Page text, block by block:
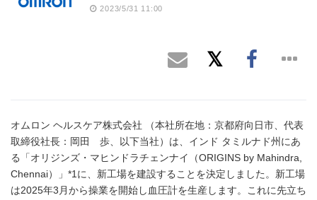
2023/5/31 11:00
オムロン ヘルスケア株式会社 （本社所在地：京都府向日市、代表
取締役社長：岡田 歩、以下当社）は、インド タミルナド州にあ
る「オリジンズ・マヒンドラチェンナイ（ORIGINS by Mahindra,
Chennai）」*1に、新工場を建設することを決定しました。新工場
は2025年3月から操業を開始し血圧計を生産します。これに先立ち